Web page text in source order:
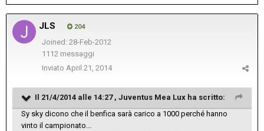
JLS 204
Joined: 28-Feb-2012
1112 messaggi
Inviato April 21, 2014
Il 21/4/2014 alle 14:27 , Juventus Mea Lux ha scritto:
Sy sky dicono che il benfica sarà carico a 1000 perché hanno
vinto il campionato...